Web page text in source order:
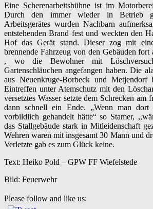
Eine Scherenarbeitsbühne ist im
Durch den immer wieder in Betrieb
Arbeitsgerätes wurden Nachbarn
entstehenden Brand fest und weckten den
Hof das Gerät stand. Dieser zog mit
brennende Fahrzeug von den Gebäuden fort
, wo die Bewohner mit
Gartenschläuchen angefangen haben. Die
aus Neuenkruge-Borbeck und Metjendorf
Eintreffen unter Atemschutz mit den
versetztes Wasser setzte dem Schrecken am
dann schnell ein Ende. „Wenn man
vorbildlich gehandelt hätte“ so Stamer,
das Stallgebäude stark in Mitleidenschaft
Wehren waren mit insgesamt 30 Mann und
Verletzte gab es zum Glück keine.
Text: Heiko Pold – GPW FF Wiefelstede
Bild: Feuerwehr
Please follow and like us: